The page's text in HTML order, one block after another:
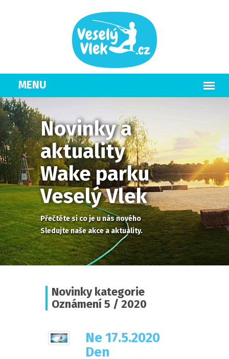
Novinky a
aktuality
Wake parku
Veselý Vlek
Přečtěte si co je u nás nového
Sledujte naše akce a aktuality.
Novinky kategorie
Oznámení 5 / 2020
Ne 17.5.2020
Den